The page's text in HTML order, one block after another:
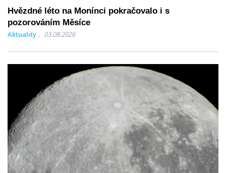
Hvězdné léto na Monínci pokračovalo i s
pozorováním Měsíce
Aktuality 03.08.2026